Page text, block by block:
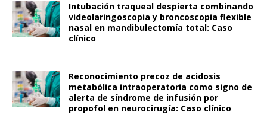
Intubación traqueal despierta combinando
videolaringoscopia y broncoscopia flexible
nasal en mandibulectomía total: Caso
clínico
Reconocimiento precoz de acidosis
metabólica intraoperatoria como signo de
alerta de síndrome de infusión por
propofol en neurocirugía: Caso clínico